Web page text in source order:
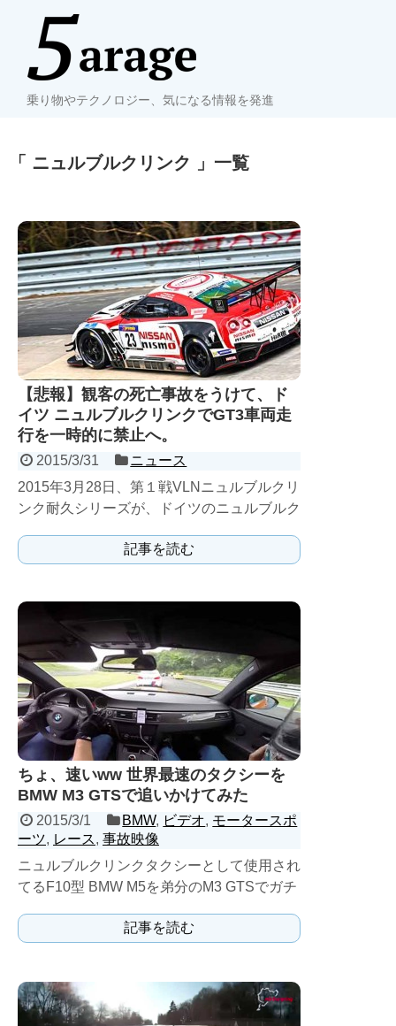
乗り物やテクノロジー、気になる情報を発進
「 ニュルブルクリンク 」一覧
【悲報】観客の死亡事故をうけて、ド
イツ ニュルブルクリンクでGT3車両走
行を一時的に禁止へ。
2015/3/31
ニュース
2015年3月28日、第１戦VLNニュルブルクリ
ンク耐久シリーズが、ドイツのニュルブルク
「ヤン・マルデ...記事を読む
ちょ、速いww 世界最速のタクシーを
BMW M3 GTSで追いかけてみた
2015/3/1 BMW, ビデオ, モータースポ
ーツ, レース, 事故映像
ニュルブルクリンクタクシーとして使用され
てるF10型 BMW M5を弟分のM3 GTSでガチ
記事を読む